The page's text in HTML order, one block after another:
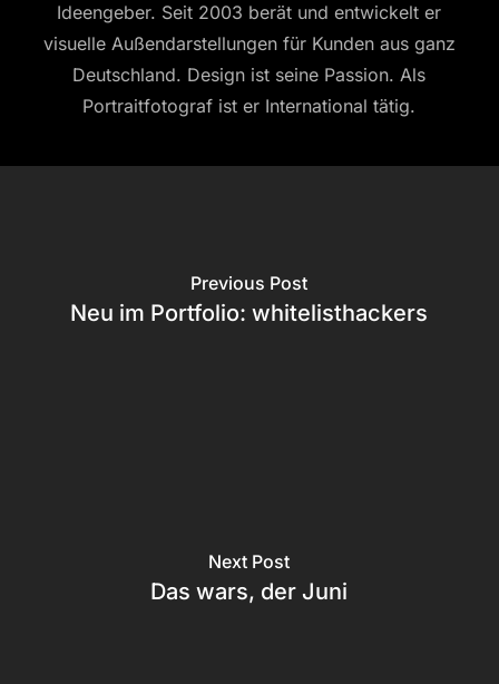
Ideengeber. Seit 2003 berät und entwickelt er
visuelle Außendarstellungen für Kunden aus ganz
Deutschland. Design ist seine Passion. Als
Portraitfotograf ist er International tätig.
Previous Post
Neu im Portfolio: whitelisthackers
Next Post
Das wars, der Juni